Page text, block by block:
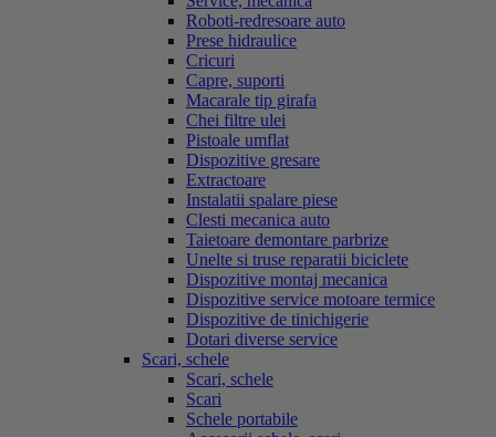
Roboti-redresoare auto
Prese hidraulice
Cricuri
Capre, suporti
Macarale tip girafa
Chei filtre ulei
Pistoale umflat
Dispozitive gresare
Extractoare
Instalatii spalare piese
Clesti mecanica auto
Taietoare demontare parbrize
Unelte si truse reparatii biciclete
Dispozitive montaj mecanica
Dispozitive service motoare termice
Dispozitive de tinichigerie
Dotari diverse service
Scari, schele
Scari, schele
Scari
Schele portabile